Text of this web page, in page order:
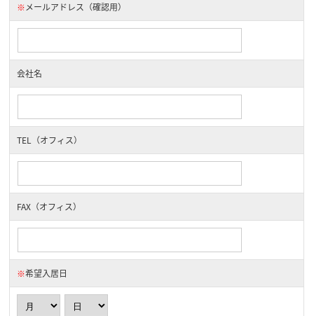
※メールアドレス（確認用）
会社名
TEL（オフィス）
FAX（オフィス）
※希望入居日